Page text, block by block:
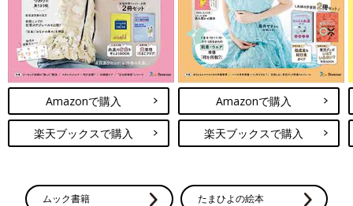
Amazonで購入
楽天ブックスで購入
Amazonで購入
楽天ブックスで購入
ムック書籍 たまひよの絵本